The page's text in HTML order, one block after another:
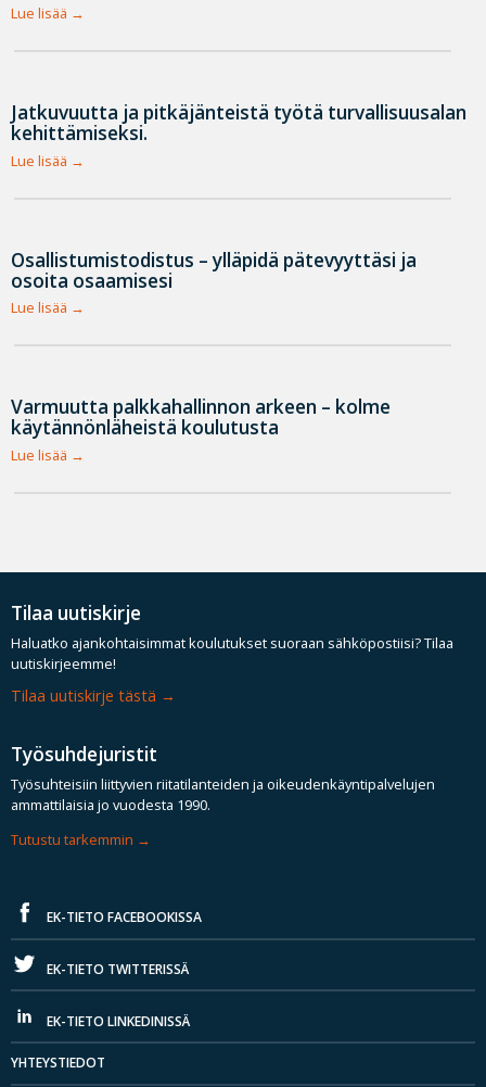
Lue lisää
Jatkuvuutta ja pitkäjänteistä työtä turvallisuusalan
kehittämiseksi.
Lue lisää
Osallistumistodistus – ylläpidä pätevyyttäsi ja
osoita osaamisesi
Lue lisää
Varmuutta palkkahallinnon arkeen – kolme
käytännönläheistä koulutusta
Lue lisää
Tilaa uutiskirje
Haluatko ajankohtaisimmat koulutukset suoraan sähköpostiisi? Tilaa
uutiskirjeemme!
Tilaa uutiskirje tästä
Työsuhdejuristit
Työsuhteisiin liittyvien riitatilanteiden ja oikeudenkäyntipalvelujen
ammattilaisia jo vuodesta 1990.
Tutustu tarkemmin
EK-TIETO FACEBOOKISSA
EK-TIETO TWITTERISSÄ
EK-TIETO LINKEDINISSÄ
YHTEYSTIEDOT